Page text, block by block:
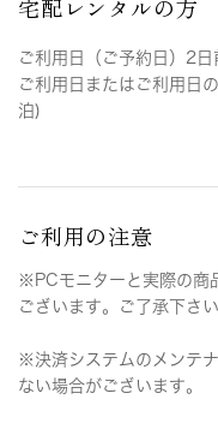
宅配レンタルの方
ご利用日（ご予約日）2日
ご利用日またはご利用日の
泊)
ご利用の注意
※PCモニターと実際の商
ございます。ご了承下さい
※決済システムのメンテ
ない場合がございます。